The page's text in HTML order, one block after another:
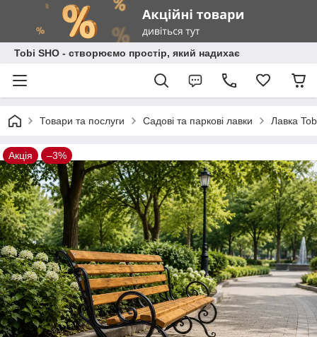
Tobi SHO - створюємо простір, який надихає
Товари та послуги Садові та паркові лавки Лавка
Акція –3%